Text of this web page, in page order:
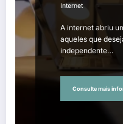
Internet
A internet abriu
aqueles que
independente…
Consulte mais